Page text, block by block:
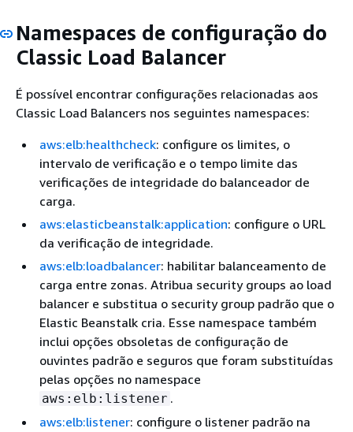
Namespaces de configuração do
Classic Load Balancer
É possível encontrar configurações relacionadas aos
Classic Load Balancers nos seguintes namespaces:
aws:elb:healthcheck: configure os limites, o
intervalo de verificação e o tempo limite das
verificações de integridade do balanceador de
carga.
aws:elasticbeanstalk:application: configure o URL
da verificação de integridade.
aws:elb:loadbalancer: habilitar balanceamento de
carga entre zonas. Atribua security groups ao load
balancer e substitua o security group padrão que o
Elastic Beanstalk cria. Esse namespace também
inclui opções obsoletas de configuração de
ouvintes padrão e seguros que foram substituídas
pelas opções no namespace
aws:elb:listener .
aws:elb:listener: configure o listener padrão na